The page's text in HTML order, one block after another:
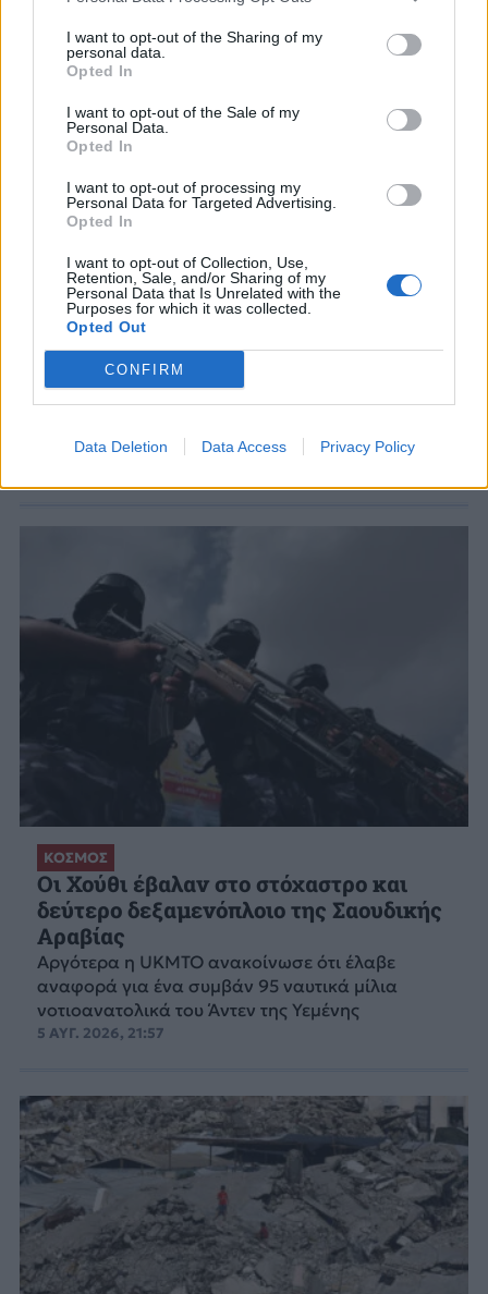
I want to opt-out of the Sharing of my
personal data.
Opted In
I want to opt-out of the Sale of my
Personal Data.
Opted In
I want to opt-out of processing my
Personal Data for Targeted Advertising.
Opted In
I want to opt-out of Collection, Use,
Retention, Sale, and/or Sharing of my
Personal Data that Is Unrelated with the
Purposes for which it was collected.
Opted Out
CONFIRM
Data Deletion Data Access Privacy Policy
ΚΟΣΜΟΣ
Οι Χούθι έβαλαν στο στόχαστρο και
δεύτερο δεξαμενόπλοιο της Σαουδικής
Αραβίας
Aργότερα η UKMTO ανακοίνωσε ότι έλαβε
αναφορά για ένα συμβάν 95 ναυτικά μίλια
νοτιοανατολικά του Άντεν της Υεμένης
5 ΑΥΓ. 2026, 21:57